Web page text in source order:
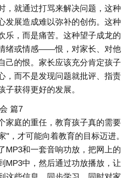
，就通过打骂来解决问题，这种
发展造成难以弥补的创伤。这种
乐，而是痛苦。这种望子成龙的
绪或情感――恨，对家长、对他
己的恨。家长应该充分肯定孩子
，而不是发现问题就批评、指责
子获得更好的发展。
篇7
家庭的重任，教育孩子真的需要
"，才可能向着教育的目标迈进。
MP3和一套音响功放，把网上的
MP3中，然后通过功放播放，让